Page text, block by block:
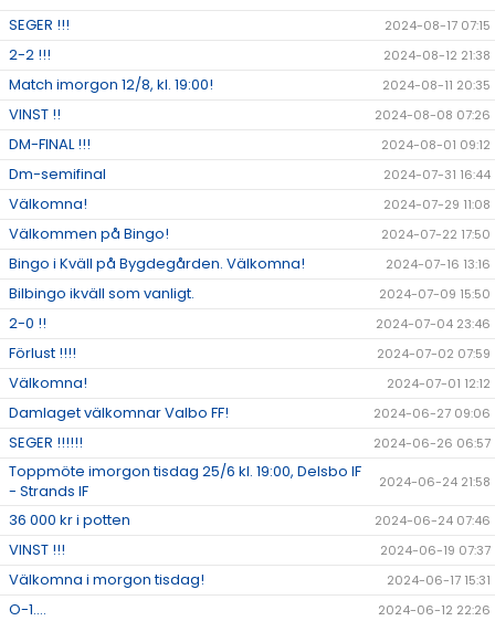
SEGER !!! 2024-08-17 07:15
2-2 !!! 2024-08-12 21:38
Match imorgon 12/8, kl. 19:00! 2024-08-11 20:35
VINST !! 2024-08-08 07:26
DM-FINAL !!! 2024-08-01 09:12
Dm-semifinal 2024-07-31 16:44
Välkomna! 2024-07-29 11:08
Välkommen på Bingo! 2024-07-22 17:50
Bingo i Kväll på Bygdegården. Välkomna! 2024-07-16 13:16
Bilbingo ikväll som vanligt. 2024-07-09 15:50
2-0 !! 2024-07-04 23:46
Förlust !!!! 2024-07-02 07:59
Välkomna! 2024-07-01 12:12
Damlaget välkomnar Valbo FF! 2024-06-27 09:06
SEGER !!!!!! 2024-06-26 06:57
Toppmöte imorgon tisdag 25/6 kl. 19:00, Delsbo IF
- Strands IF
2024-06-24 21:58
36 000 kr i potten 2024-06-24 07:46
VINST !!! 2024-06-19 07:37
Välkomna i morgon tisdag! 2024-06-17 15:31
O-1.... 2024-06-12 22:26